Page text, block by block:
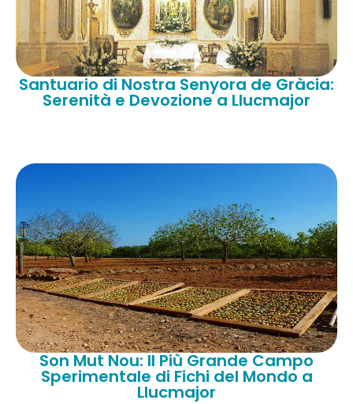
Santuario di Nostra Senyora de Gràcia:
Serenità e Devozione a Llucmajor
Son Mut Nou: Il Più Grande Campo
Sperimentale di Fichi del Mondo a
Llucmajor